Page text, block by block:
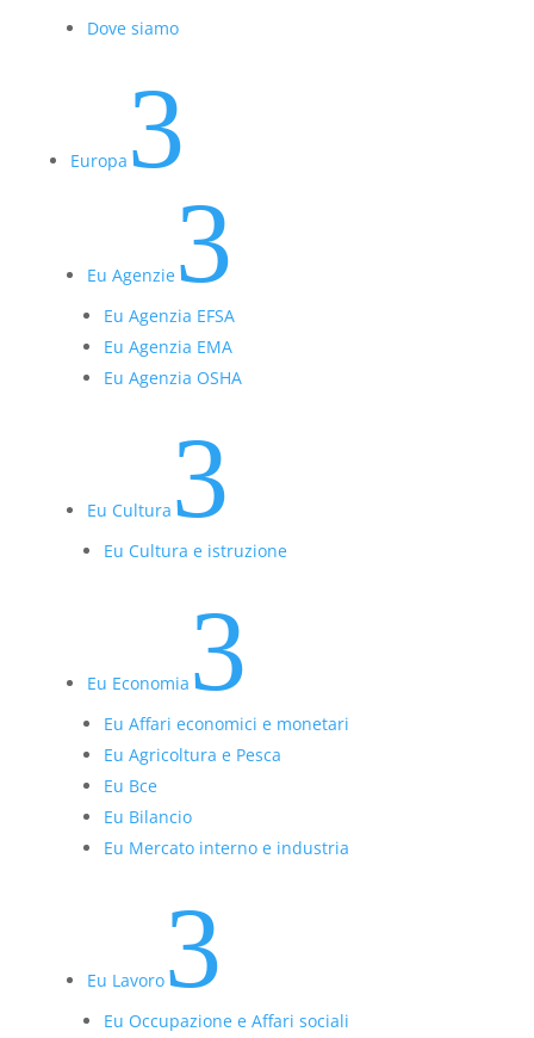
Dove siamo
Europa 3
Eu Agenzie3
Eu Agenzia EFSA
Eu Agenzia EMA
Eu Agenzia OSHA
Eu Cultura 3
Eu Cultura e istruzione
Eu Economia 3
Eu Affari economici e monetari
Eu Agricoltura e Pesca
Eu Bce
Eu Bilancio
Eu Mercato interno e industria
Eu Lavoro3
Eu Occupazione e Affari sociali